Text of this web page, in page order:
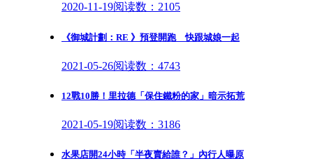
2020-11-19阅读数：2105
《御城計劃：RE 》預登開跑 快跟城娘一起
2021-05-26阅读数：4743
12戰10勝！里拉德「保住鐵粉的家」暗示拓荒
2021-05-19阅读数：3186
水果店開24小時「半夜賣給誰？」內行人曝原